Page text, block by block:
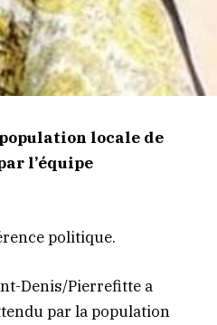
locale de
l’équipe
politique.
Denis/Pierrefitte a
par la population